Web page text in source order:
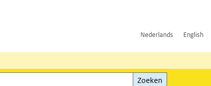
Nederlands English
Zoeken